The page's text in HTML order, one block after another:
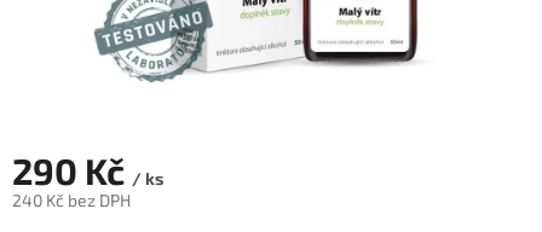
290 Kč / ks
240 Kč bez DPH